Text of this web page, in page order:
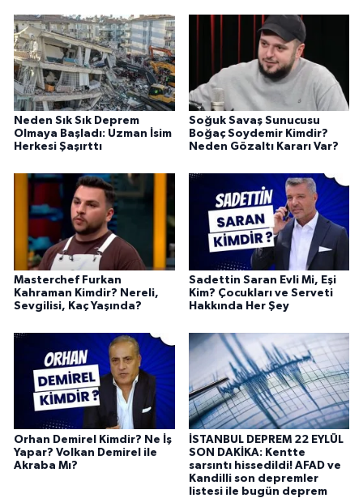
Neden Sık Sık Deprem
Olmaya Başladı: Uzman İsim
Herkesi Şaşırttı
Soğuk Savaş Sunucusu
Boğaç Soydemir Kimdir?
Neden Gözaltı Kararı Var?
Masterchef Furkan
Kahraman Kimdir? Nereli,
Sevgilisi, Kaç Yaşında?
Sadettin Saran Evli Mi, Eşi
Kim? Çocukları ve Serveti
Hakkında Her Şey
Orhan Demirel Kimdir? Ne İş
Yapar? Volkan Demirel ile
Akraba Mı?
İSTANBUL DEPREM 22 EYLÜL
SON DAKİKA: Kentte
sarsıntı hissedildi! AFAD ve
Kandilli son depremler
listesi ile bugün deprem